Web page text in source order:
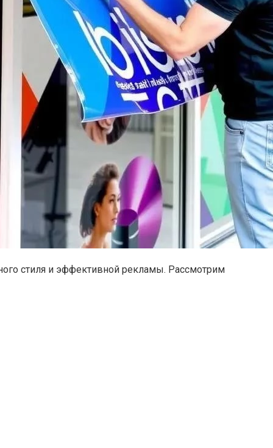
стиля и эффективной рекламы. Рассмотрим